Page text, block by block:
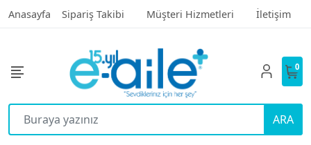
Anasayfa Sipariş Takibi Müşteri Hizmetleri İletişim
ARA
0